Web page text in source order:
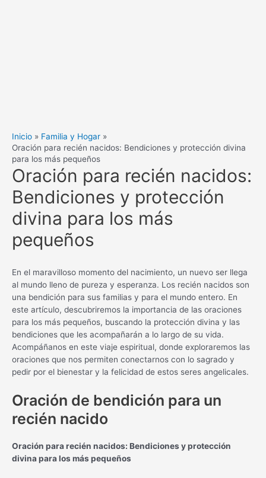
Inicio
Familia y Hogar
Oración para recién nacidos: Bendiciones y protección divina
para los más pequeños
Oración para recién nacidos:
Bendiciones y protección
divina para los más
pequeños
En el maravilloso momento del nacimiento, un nuevo ser llega
al mundo lleno de pureza y esperanza. Los recién nacidos son
una bendición para sus familias y para el mundo entero. En
este artículo, descubriremos la importancia de las oraciones
para los más pequeños, buscando la protección divina y las
bendiciones que les acompañarán a lo largo de su vida.
Acompáñanos en este viaje espiritual, donde exploraremos las
oraciones que nos permiten conectarnos con lo sagrado y
pedir por el bienestar y la felicidad de estos seres angelicales.
Oración de bendición para un
recién nacido
Oración para recién nacidos: Bendiciones y protección
divina para los más pequeños